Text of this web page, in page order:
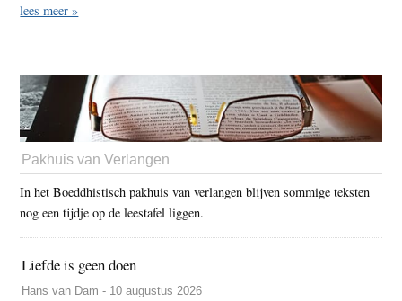
lees meer »
Pakhuis van Verlangen
In het Boeddhistisch pakhuis van verlangen blijven sommige teksten
nog een tijdje op de leestafel liggen.
Liefde is geen doen
Hans van Dam - 10 augustus 2026